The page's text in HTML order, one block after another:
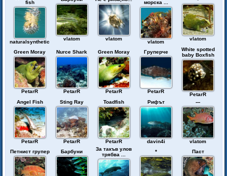
fish
naturalsynthetic
vlatom vlatom
морска ...
vlatom
vlatom
Green Moray
PetarR
Nurce Shark
PetarR
Green Moray
PetarR
Груперче
PetarR
White spotted
baby Boxfish
PetarR
Angel Fish
PetarR
Sting Ray
PetarR
Toadfish
PetarR
Рифът
davin4i
---
vlatom
Петнист групер
Барбуни
За такъв улов
трябва ...
* Паст